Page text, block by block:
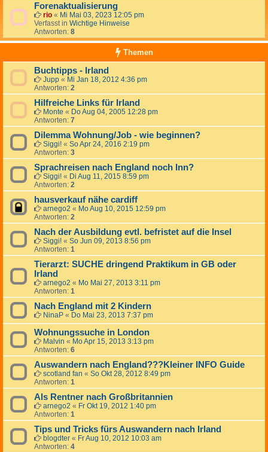
Forenaktualisierung
rio « Mi Mai 03, 2023 12:05 pm
Verfasst in Wichtige Hinweise
Antworten: 8
Themen
Buchtipps - Irland
Jupp « Mi Jan 18, 2012 4:36 pm
Antworten: 2
Hilfreiche Links für Irland
Monte « Do Aug 04, 2005 12:28 pm
Antworten: 7
Dilemma Wohnung/Job - wie beginnen?
Siggi! « So Apr 24, 2016 2:19 pm
Antworten: 3
Sprachreisen nach England noch Inn?
Siggi! « Di Aug 11, 2015 8:59 pm
Antworten: 2
hausverkauf nähe cardiff
arnego2 « Mo Aug 10, 2015 12:59 pm
Antworten: 2
Nach der Ausbildung evtl. befristet auf die Insel
Siggi! « So Jun 09, 2013 8:56 pm
Antworten: 1
Tierarzt: SUCHE dringend Praktikum in GB oder
Irland
arnego2 « Mo Mai 27, 2013 3:11 pm
Antworten: 1
Nach England mit 2 Kindern
NinaP « Do Mai 23, 2013 7:37 pm
Wohnungssuche in London
Malvin « Mo Apr 15, 2013 3:13 pm
Antworten: 6
Auswandern nach England???Kleiner INFO Guide
scotland fan « So Okt 28, 2012 8:49 pm
Antworten: 1
Als Rentner nach Großbritannien
arnego2 « Fr Okt 19, 2012 1:40 pm
Antworten: 1
Tips und Tricks fürs Auswandern nach Irland
blogdter « Fr Aug 10, 2012 10:03 am
Antworten: 4